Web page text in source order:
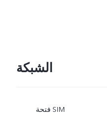
الشبكة
فتحة SIM